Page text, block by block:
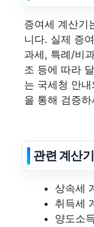
증여세 계산기
니다. 실제 증
과세, 특례/비
조 등에 따라
는 국세청 안
을 통해 검증하
관련 계산기
상속세
취득세
양도소